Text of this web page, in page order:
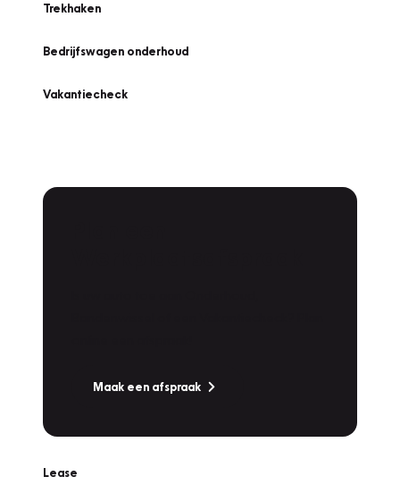
Trekhaken
Bedrijfswagen onderhoud
Vakantiecheck
Maak een afspraak
Lease